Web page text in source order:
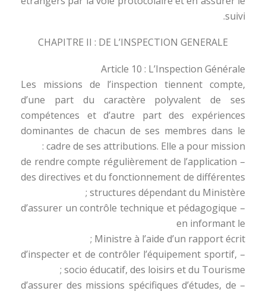
suivi.
CHAPITRE II : DE L’INSPECTION GENERALE
Article 10 : L’Inspection Générale
Les missions de l’inspection tiennent compte,
d’une part du caractère polyvalent de ses
compétences et d’autre part des expériences
dominantes de chacun de ses membres dans le
cadre de ses attributions. Elle a pour mission :
– de rendre compte régulièrement de l’application
des directives et du fonctionnement de différentes
structures dépendant du Ministère ;
– d’assurer un contrôle technique et pédagogique
en informant le
Ministre à l’aide d’un rapport écrit ;
– d’inspecter et de contrôler l’équipement sportif,
socio éducatif, des loisirs et du Tourisme ;
– d’assurer des missions spécifiques d’études, de